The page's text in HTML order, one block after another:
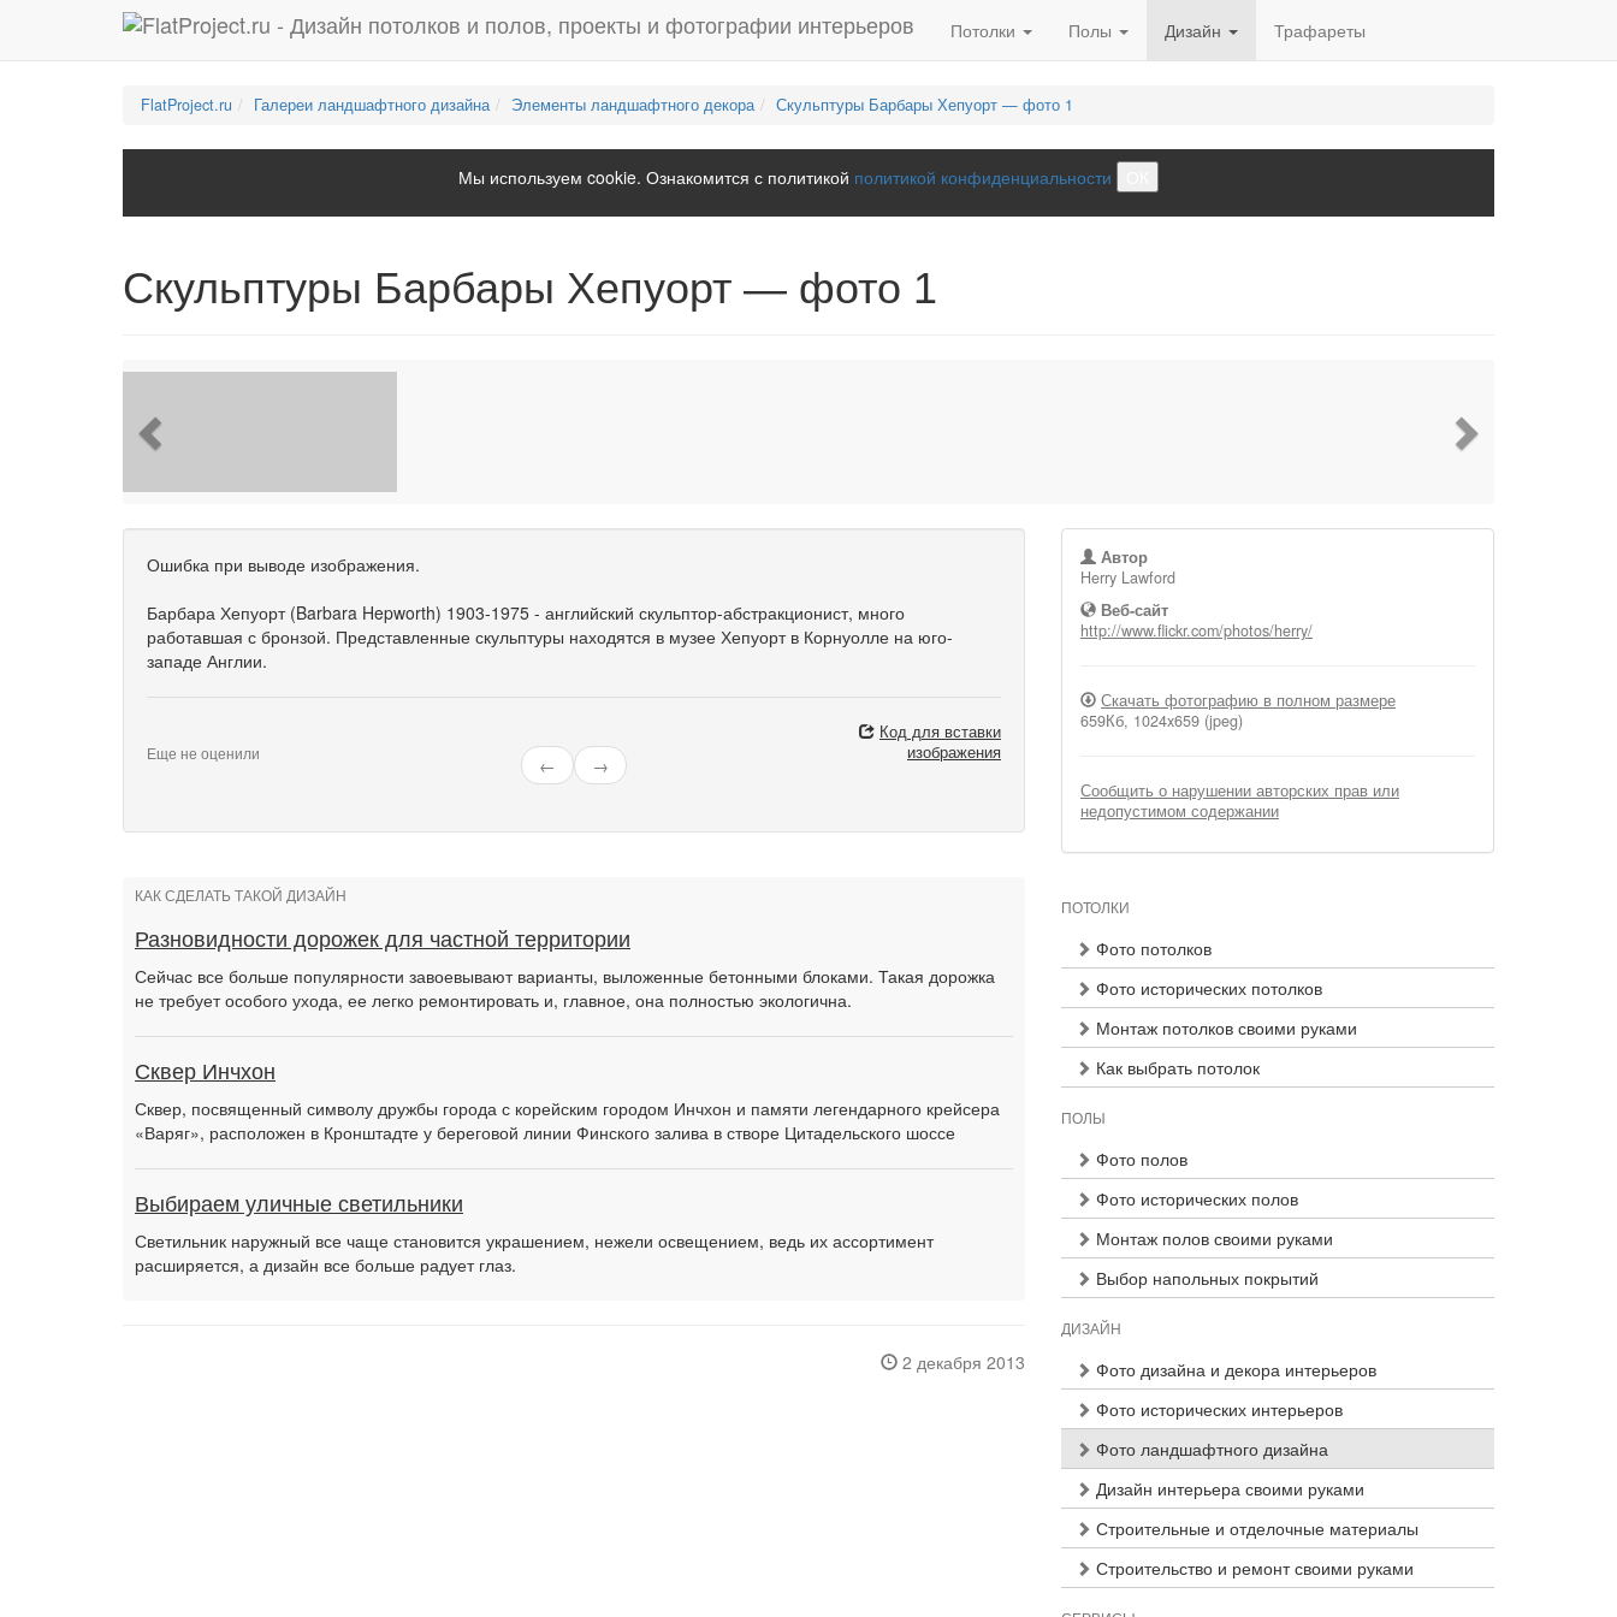
Потолки Полы Дизайн Трафареты
FlatProject.ru Галереи ландшафтного дизайна Элементы ландшафтного декора Скульптуры Барбары Хепуорт — фото 1
Мы используем cookie. Ознакомится с политикой политикой конфиденциальности
Скульптуры Барбары Хепуорт — фото 1
Ошибка при выводе изображения.
Барбара Хепуорт (Barbara Hepworth) 1903-1975 - английский скульптор-абстракционист, много
работавшая с бронзой. Представленные скульптуры находятся в музее Хепуорт в Корнуолле на юго-
западе Англии.
Еще не оценили
← →
Код для вставки
изображения
Автор
Herry Lawford
Веб-сайт
http://www.flickr.com/photos/herry/
Скачать фотографию в полном размере
659Кб, 1024x659 (jpeg)
Сообщить о нарушении авторских прав или
недопустимом содержании
КАК СДЕЛАТЬ ТАКОЙ ДИЗАЙН
Разновидности дорожек для частной территории
Сейчас все больше популярности завоевывают варианты, выложенные бетонными блоками. Такая дорожка
не требует особого ухода, ее легко ремонтировать и, главное, она полностью экологична.
Сквер Инчхон
Сквер, посвященный символу дружбы города с корейским городом Инчхон и памяти легендарного крейсера
«Варяг», расположен в Кронштадте у береговой линии Финского залива в створе Цитадельского шоссе
Выбираем уличные светильники
Светильник наружный все чаще становится украшением, нежели освещением, ведь их ассортимент
расширяется, а дизайн все больше радует глаз.
2 декабря 2013
ПОТОЛКИ
Фото потолков
Фото исторических потолков
Монтаж потолков своими руками
Как выбрать потолок
ПОЛЫ
Фото полов
Фото исторических полов
Монтаж полов своими руками
Выбор напольных покрытий
ДИЗАЙН
Фото дизайна и декора интерьеров
Фото исторических интерьеров
Фото ландшафтного дизайна
Дизайн интерьера своими руками
Строительные и отделочные материалы
Строительство и ремонт своими руками